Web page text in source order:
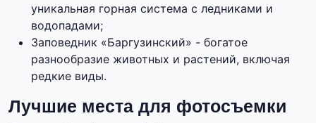
уникальная горная система с ледниками и
водопадами;
Заповедник «Баргузинский» - богатое
разнообразие животных и растений, включая
редкие виды.
Лучшие места для фотосъемки